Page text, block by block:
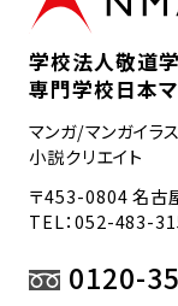
学校法人敬道
専門学校日本マ
マンガ/マンガイラ
小説クリエイト
〒453-0804 名古
TEL：052-483-
0120-